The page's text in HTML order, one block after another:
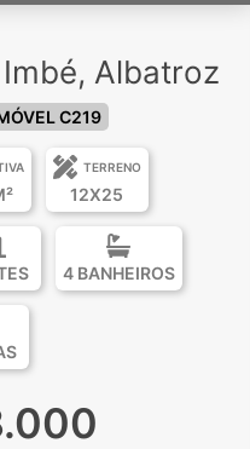
Albatroz
C219
TERRENO
12X25
4 BANHEIROS